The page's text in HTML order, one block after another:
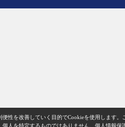
性を改善していく目的でCookieを使用します。
人を特定するものではありません。 個人情報保